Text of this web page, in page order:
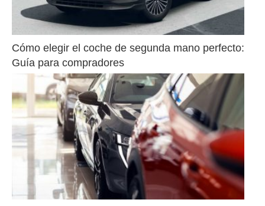
Cómo elegir el coche de segunda mano perfecto:
Guía para compradores